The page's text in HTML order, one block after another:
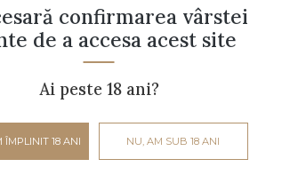
confirmarea vârstei
de a accesa acest site
Ai peste 18 ani?
ÎMPLINIT 18 ANI NU, AM SUB 18 ANI